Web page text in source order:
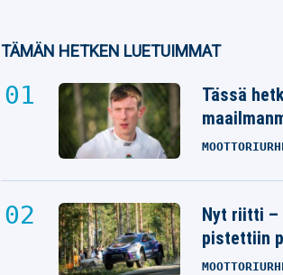
TÄMÄN HETKEN LUETUIMMAT
Tässä
Nyt riitti –
pistettiin